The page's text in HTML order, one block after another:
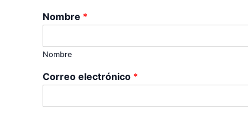
Nombre *
Nombre
Correo electrónico *